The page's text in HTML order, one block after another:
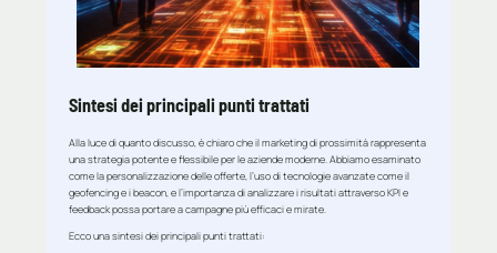
Sintesi dei principali punti trattati
Alla luce di quanto discusso, è chiaro che il marketing di prossimità rappresenta
una strategia potente e flessibile per le aziende moderne. Abbiamo esaminato
come la personalizzazione delle offerte, l’uso di tecnologie avanzate come il
geofencing e i beacon, e l’importanza di analizzare i risultati attraverso KPI e
feedback possa portare a campagne più efficaci e mirate.
Ecco una sintesi dei principali punti trattati: